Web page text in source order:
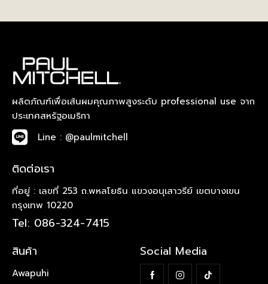
ผลิตภัณฑ์เพื่อเส้นผมคุณภาพสูงระดับ professional use จาก
ประเทศสหรัฐอเมริกา
Line : @paulmitchell
ติดต่อเรา
ที่อยู่ : เลขที่ 253 ถ.พหลโยธิน แขวงอนุเสาวรีย์ เขตบางเขน
กรุงเทพ 10220
Tel: 086-324-7415
สินค้า
Awapuhi
Social Media